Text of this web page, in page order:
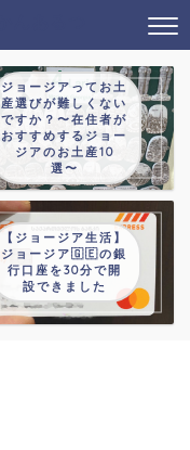
ジョージアってお土
産選びが難しくない
ですか？〜在住者が
おすすめするジョー
ジアのお土産10
選〜
【ジョージア生活】
ジョージア🇬🇪の銀
行口座を30分で開
設できました